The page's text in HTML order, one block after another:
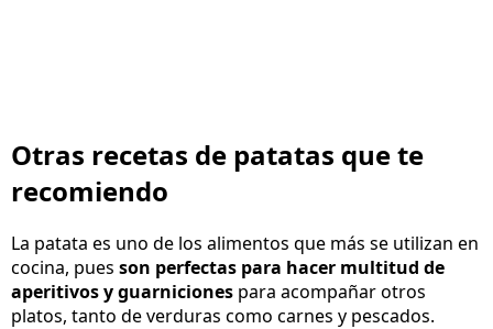
Otras recetas de patatas que te
recomiendo
La patata es uno de los alimentos que más se utilizan en
cocina, pues son perfectas para hacer multitud de
aperitivos y guarniciones para acompañar otros
platos, tanto de verduras como carnes y pescados.